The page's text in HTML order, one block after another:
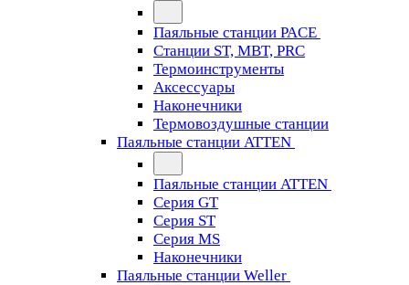
Паяльные станции PACE
Станции ST, MBT, PRC
Термоинструменты
Аксессуары
Наконечники
Термовоздушные станции
Паяльные станции ATTEN
Паяльные станции ATTEN
Серия GT
Серия ST
Серия MS
Наконечники
Паяльные станции Weller